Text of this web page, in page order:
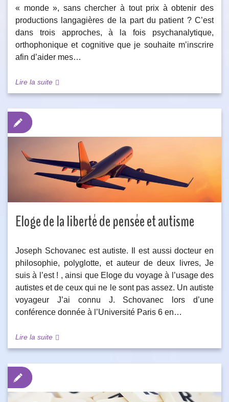
« monde », sans chercher à tout prix à obtenir des
productions langagières de la part du patient ? C’est
dans trois approches, à la fois psychanalytique,
orthophonique et cognitive que je souhaite m’inscrire
afin d’aider mes…
Lire la suite
Eloge de la liberté de pensée et autisme
Joseph Schovanec est autiste. Il est aussi docteur en
philosophie, polyglotte, et auteur de deux livres, Je
suis à l’est ! , ainsi que Eloge du voyage à l’usage des
autistes et de ceux qui ne le sont pas assez. Un autiste
voyageur J’ai connu J. Schovanec lors d’une
conférence donnée à l’Université Paris 6 en…
Lire la suite